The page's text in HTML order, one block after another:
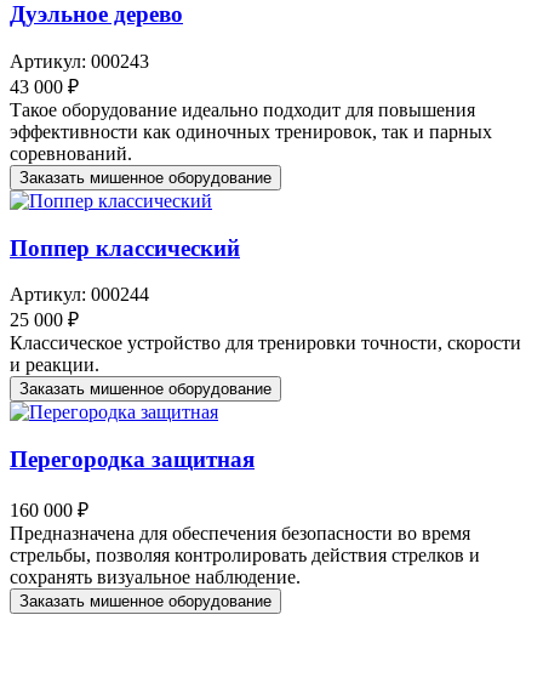
Дуэльное дерево
Артикул: 000243
43 000 ₽
Такое оборудование идеально подходит для повышения
эффективности как одиночных тренировок, так и парных
соревнований.
Заказать мишенное оборудование
Поппер классический
Артикул: 000244
25 000 ₽
Классическое устройство для тренировки точности, скорости
и реакции.
Заказать мишенное оборудование
Перегородка защитная
160 000 ₽
Предназначена для обеспечения безопасности во время
стрельбы, позволяя контролировать действия стрелков и
сохранять визуальное наблюдение.
Заказать мишенное оборудование